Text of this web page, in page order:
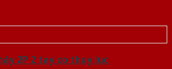
2P 2 tay co thuy luc